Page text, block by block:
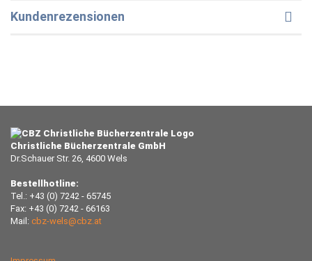
Kundenrezensionen
Christliche Bücherzentrale GmbH
Dr.Schauer Str. 26, 4600 Wels
Bestellhotline:
Tel.: +43 (0) 7242 - 65745
Fax: +43 (0) 7242 - 66163
Mail: cbz-wels@cbz.at